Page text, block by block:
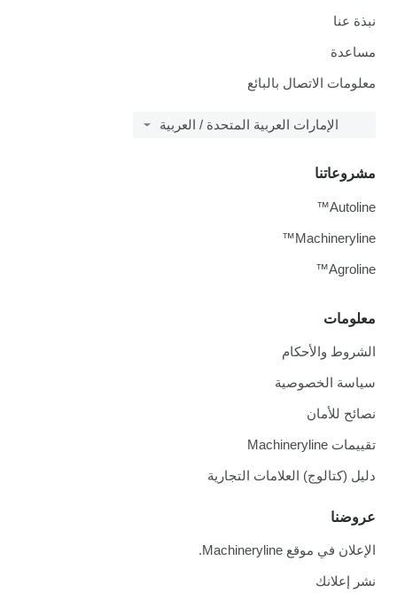
نبذة عنا
مساعدة
معلومات الاتصال بالبائع
الإمارات العربية المتحدة / العربية
معلومات
الشروط والأحكام
سياسة الخصوصية
نصائح للأمان
تقييمات Machineryline
دليل (كتالوج) العلامات التجارية
عروضنا
الإعلان في موقع Machineryline.
نشر إعلانك
مشروعاتنا
Autoline™
Machineryline™
Agroline™